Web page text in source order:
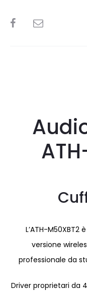
SHARE
L’ATH-M50XBT2
versione
professionale da
Driver proprietari da